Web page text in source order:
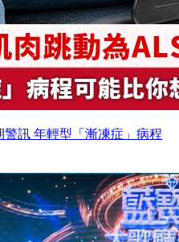
訊 年輕型「漸凍症」病程